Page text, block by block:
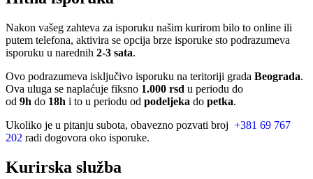
Nakon vašeg zahteva za isporuku našim kurirom bilo to online ili
putem telefona, aktivira se opcija brze isporuke sto podrazumeva
isporuku u narednih 2-3 sata.
Ovo podrazumeva isključivo isporuku na teritoriji grada Beograda.
Ova uluga se naplaćuje fiksno 1.000 rsd u periodu do
od 9h do 18h i to u periodu od podeljeka do petka.
Ukoliko je u pitanju subota, obavezno pozvati broj +381 69 767
202 radi dogovora oko isporuke.
Kurirska služba